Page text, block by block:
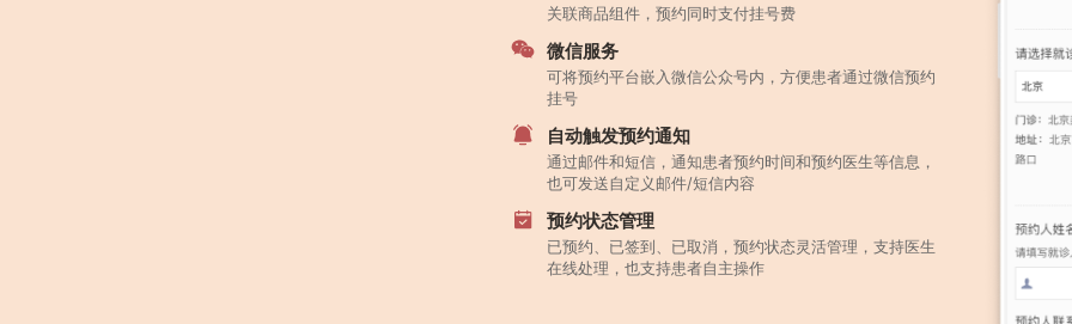
关联商品组件，预约同时支付挂号费
微信服务
可将预约平台嵌入微信公众号内，方便患者通过微信预约
挂号
自动触发预约通知
通过邮件和短信，通知患者预约时间和预约医生等信息，
也可发送自定义邮件/短信内容
预约状态管理
已预约、已签到、已取消，预约状态灵活管理，支持医生
在线处理，也支持患者自主操作